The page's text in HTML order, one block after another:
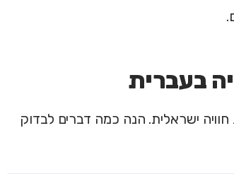
בעברית
ישראלית. הנה כמה דברים לבדוק